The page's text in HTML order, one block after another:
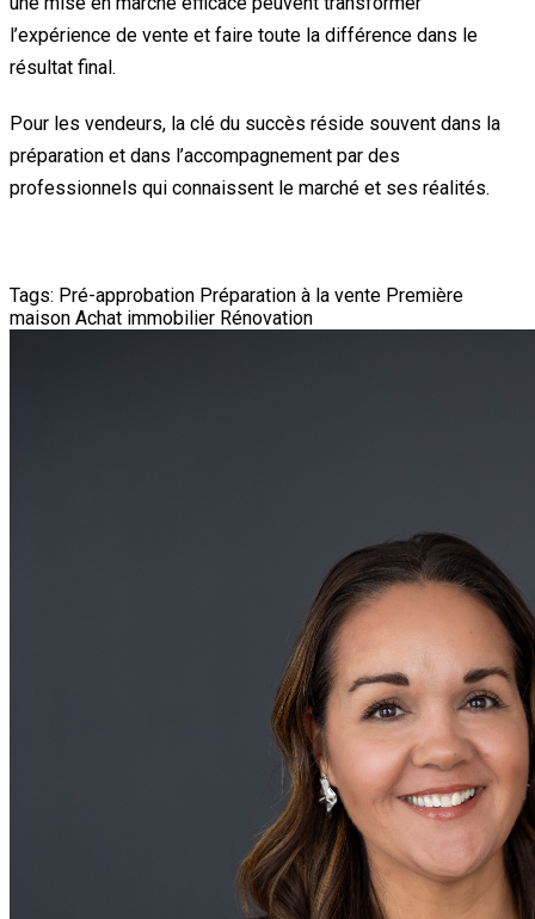
l’expérience de vente et faire toute la différence dans le
résultat final.
Pour les vendeurs, la clé du succès réside souvent dans la
préparation et dans l’accompagnement par des
professionnels qui connaissent le marché et ses réalités.
Tags: Pré-approbation Préparation à la vente Première
maison Achat immobilier Rénovation